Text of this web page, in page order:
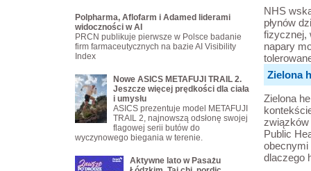
NHS
płynów
fizycznej,
napary
Zielona
Zielona
związków
Public
obecnymi
dlaczego
Polpharma, Aflofarm i Adamed liderami
widoczności w AI
PRCN publikuje pierwsze w Polsce badanie
firm farmaceutycznych na bazie AI Visibility
Index
Nowe ASICS METAFUJI TRAIL 2.
Jeszcze więcej prędkości dla ciała
i umysłu
ASICS prezentuje model METAFUJI
TRAIL 2, najnowszą odsłonę swojej
flagowej serii butów do
wyczynowego biegania w terenie.
Aktywne lato w Pasażu